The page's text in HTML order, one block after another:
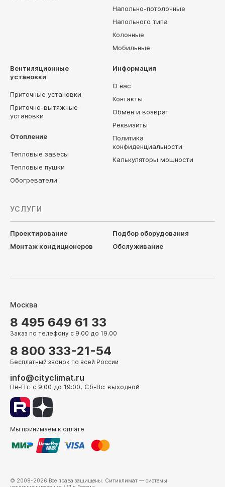
Напольно-потолочные
Напольного типа
Колонные
Мобильные
Вентиляционные
установки
Приточные установки
Приточно-вытяжные
установки
Отопление
Тепловые завесы
Тепловые пушки
Обогреватели
Информация
О нас
Контакты
Обмен и возврат
Реквизиты
Политика
конфиденциальности
Калькуляторы мощности
УСЛУГИ
Проектирование
Подбор оборудования
Монтаж кондиционеров
Обслуживание
Москва
8 495 649 61 33
Заказ по телефону с 9.00 до 19.00
8 800 333-21-54
Бесплатный звонок по всей России
info@cityclimat.ru
Пн-Пт: с 9:00 до 19:00, Сб-Вс: выходной
Мы принимаем к оплате
© 2008-2026 Все права защищены. Ситиклимат — системы